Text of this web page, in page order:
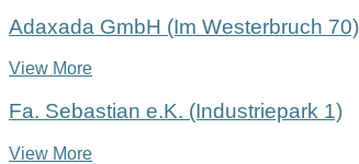
Adaxada GmbH (Im Westerbruch 70)
View More
Fa. Sebastian e.K. (Industriepark 1)
View More